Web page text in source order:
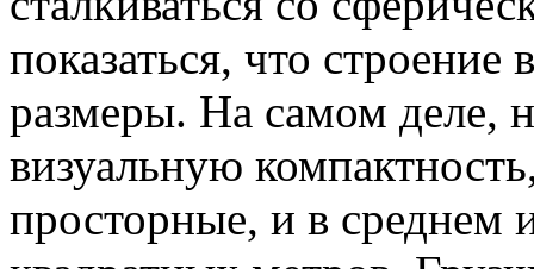
показаться, что строение
размеры. На самом деле,
визуальную
просторные, и в